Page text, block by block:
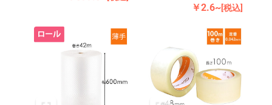
￥2.6~[税込]